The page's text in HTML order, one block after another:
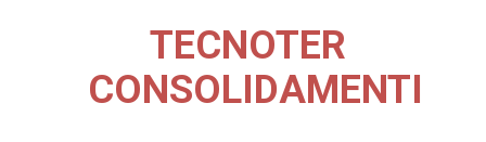
TECNOTER
CONSOLIDAMENTI